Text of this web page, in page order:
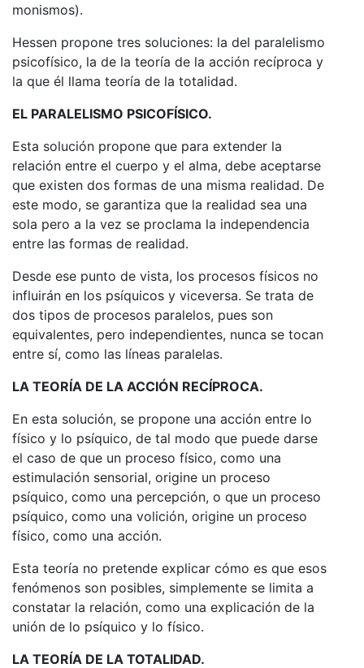
monismos).
Hessen pro­pone tres soluciones: la del paralelismo
psicofísico, la de la teoría de la acción recí­proca y
la que él llama teoría de la totalidad.
EL PARALELISMO PSICOFÍSICO.
Esta solución propone que para extender la
relación entre el cuerpo y el alma, debe aceptarse
que existen dos formas de una misma realidad. De
este modo, se garantiza que la realidad sea una
sola pero a la vez se proclama la independencia
entre las formas de realidad.
Desde ese punto de vista, los procesos físicos no
influirán en los psíquicos y viceversa. Se trata de
dos tipos de procesos paralelos, pues son
equivalentes, pero independientes, nunca se tocan
entre sí, como las líneas paralelas.
LA TEORÍA DE LA ACCIÓN RECÍPROCA.
En esta solución, se propone una acción entre lo
físico y lo psíquico, de tal modo que puede darse
el caso de que un proceso físico, como una
estimulación sensorial, origine un proceso
psíquico, como una percepción, o que un proceso
psíquico, como una volición, origine un proceso
físico, como una acción.
Esta teoría no pretende explicar cómo es que esos
fenómenos son posibles, simplemente se limita a
constatar la relación, como una explicación de la
unión de lo psíquico y lo físico.
LA TEORÍA DE LA TOTALIDAD.